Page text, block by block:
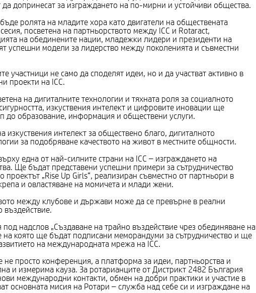
да допринесат за изграждането на по-мирни и устойчиви общества.
ролята на младите хора като двигатели на обществената
посветена на партньорството между ICC и Rotaract,
на обединените нации, младежки лидери и президенти на
успешни модели за лидерство между поколенията и съвместни
участници не само да споделят идеи, но и да участват активно в
проекти на ICC.
на дигиталните технологии и тяхната роля за социалното
изкуствения интелект и цифровите иновации ще
до образование, информация и обществени услуги.
интелект за обществено благо, дигиталното
за подобряване качеството на живот в местните общности.
една от най-силните страни на ICC – изграждането на
Ще бъдат представени успешни примери за сътрудничество
„Rise Up Girls“, реализиран съвместно от партньори в
и овластяване на момичета и млади жени.
между клубове и държави може да се превърне в реални
въздействие.
надслов „Създаване на трайно въздействие чрез обединяване на
на която ще бъдат подписани меморандуми за сътрудничество и ще
на международната мрежа на ICC.
не просто конференция, а платформа за идеи, партньорства и
и измерима кауза. За ротарианците от Дистрикт 2482 България
международни контакти, обмен на добри практики и участие в
основната мисия на Ротари – служба над себе си и изграждане на